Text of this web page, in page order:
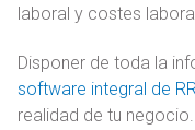
laboral y costes
Disponer de toda la
software integral de
realidad de tu